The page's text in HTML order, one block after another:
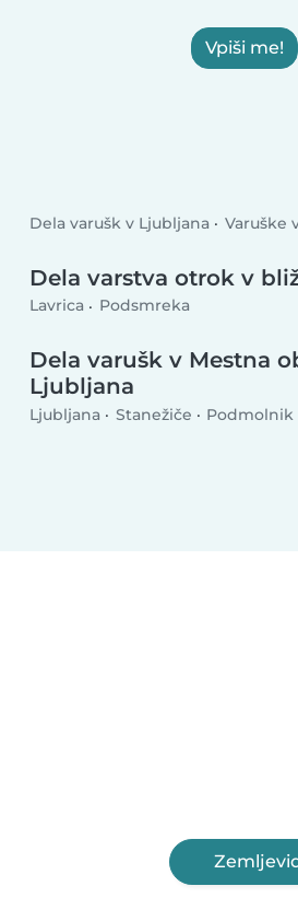
Vpiši me!
Dela varušk v Ljubljana Varuške
Dela varstva otrok v
Lavrica Podsmreka
Dela varušk v Mestna
Ljubljana
Ljubljana Stanežiče Podmolnik